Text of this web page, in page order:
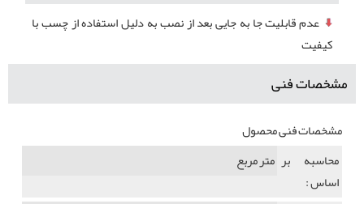
عدم قابلیت جا به جایی بعد از نصب به دلیل استفاده از چسب با
کیفیت
مشخصات فنی
مشخصات فنی محصول
محاسبه بر
اساس :
متر مربع